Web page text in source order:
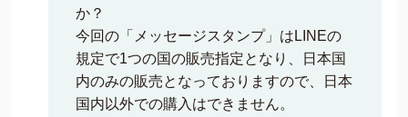
か？
今回の「メッセージスタンプ」はLINEの
規定で1つの国の販売指定となり、日本国
内のみの販売となっておりますので、日本
国内以外での購入はできません。